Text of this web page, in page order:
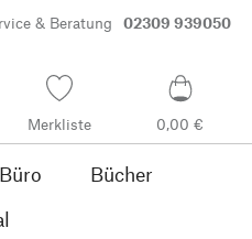
& Beratung 02309 939050
Merkliste 0,00 €
Büro
Bücher